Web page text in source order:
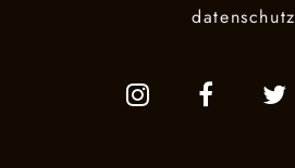
datenschutz